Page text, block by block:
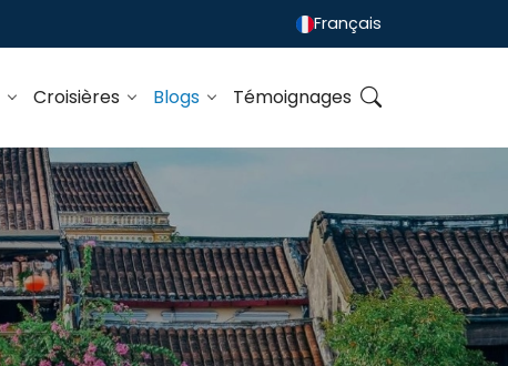
Français
Croisières Blogs Témoignages